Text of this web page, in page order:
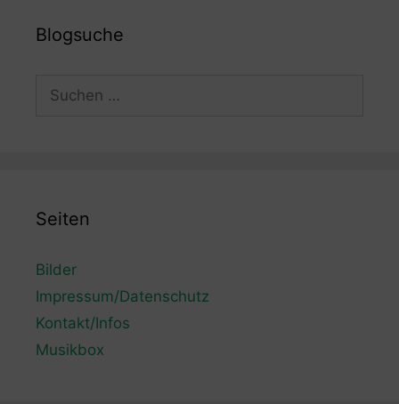
Blogsuche
Seiten
Bilder
Impressum/Datenschutz
Kontakt/Infos
Musikbox